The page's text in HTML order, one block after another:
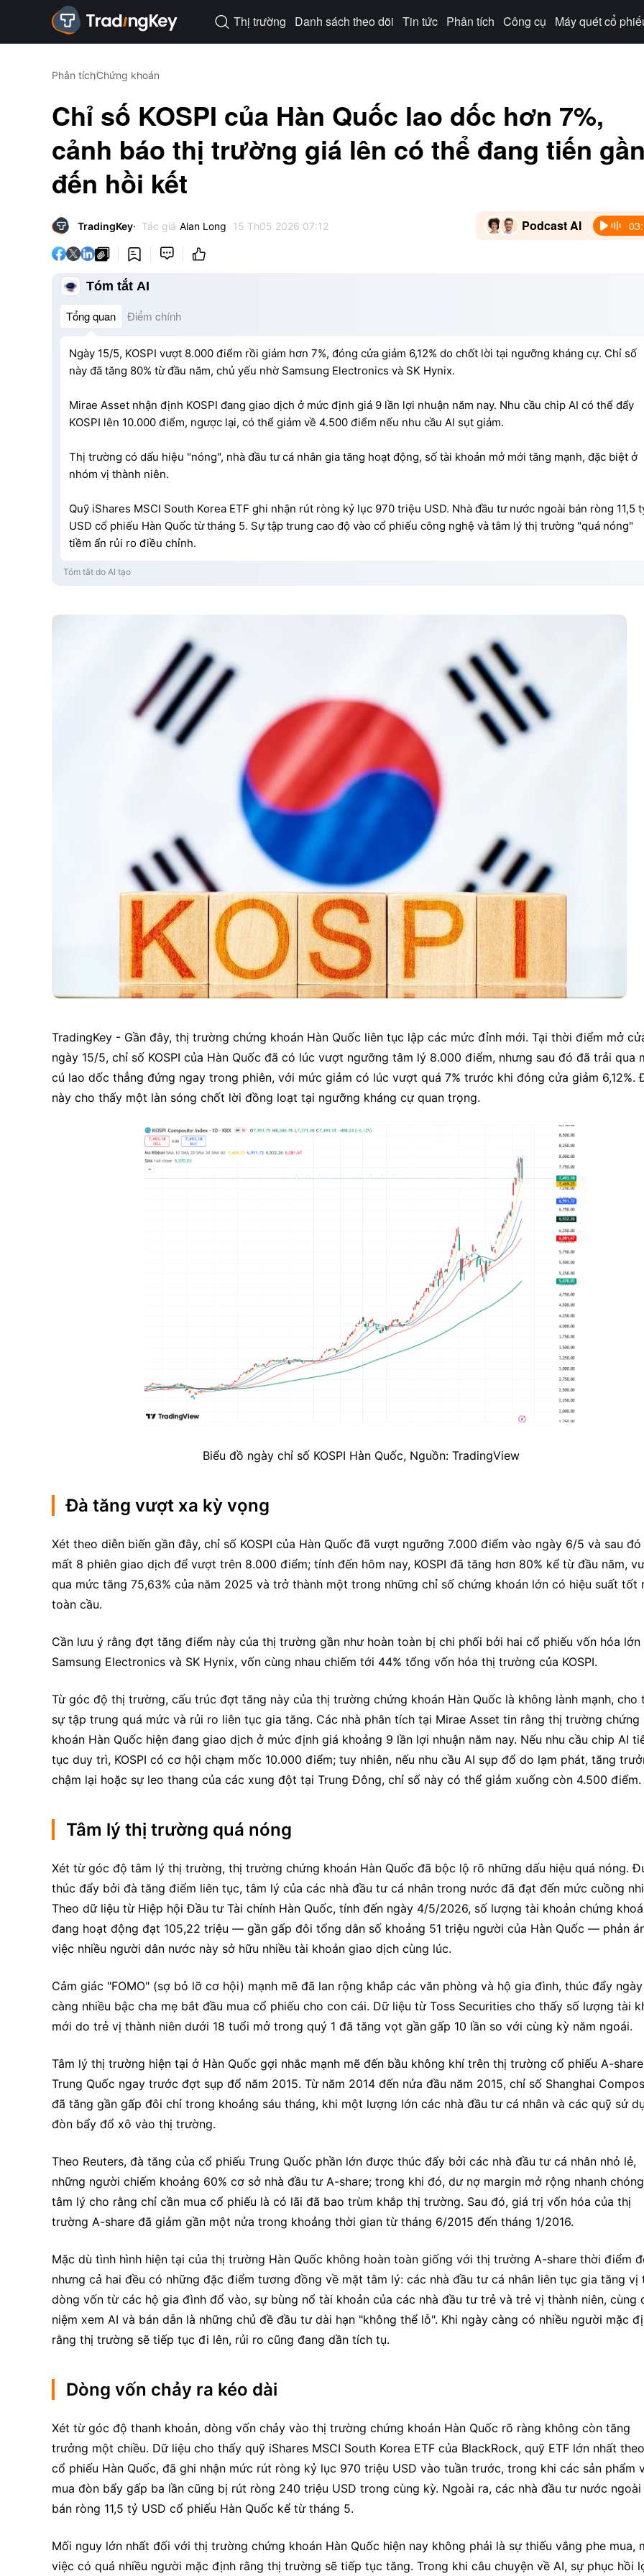
 Thị trường Danh sách theo dõi Tin tức Phân tích Công cụ Máy quét cổ
Phân tíchChứng khoán
Chỉ số KOSPI của Hàn Quốc lao dốc hơn 7%,
cảnh báo thị trường giá lên có thể đang tiến gần
đến hồi kết
TradingKey Tác giả Alan Long 15 Th05 2026 07:12 Podcast AI
   
Tóm tắt AI
Tổng quan
Điểm chính
Ngày 15/5, KOSPI vượt 8.000 điểm rồi giảm hơn 7%, đóng cửa giảm 6,12% do chốt lời tại ngưỡng kháng cự. Chỉ số
này đã tăng 80% từ đầu năm, chủ yếu nhờ Samsung Electronics và SK Hynix.
Mirae Asset nhận định KOSPI đang giao dịch ở mức định giá 9 lần lợi nhuận năm nay. Nhu cầu chip AI có thể đẩy
KOSPI lên 10.000 điểm, ngược lại, có thể giảm về 4.500 điểm nếu nhu cầu AI sụt giảm.
Thị trường có dấu hiệu "nóng", nhà đầu tư cá nhân gia tăng hoạt động, số tài khoản mở mới tăng mạnh, đặc biệt ở
nhóm vị thành niên.
Quỹ iShares MSCI South Korea ETF ghi nhận rút ròng kỷ lục 970 triệu USD. Nhà đầu tư nước ngoài bán ròng 11,5
USD cổ phiếu Hàn Quốc từ tháng 5. Sự tập trung cao độ vào cổ phiếu công nghệ và tâm lý thị trường "quá nóng"
tiềm ẩn rủi ro điều chỉnh.
Tóm tắt do AI tạo
TradingKey - Gần đây, thị trường chứng khoán Hàn Quốc liên tục lập các mức đỉnh mới. Tại thời điểm mở
ngày 15/5, chỉ số KOSPI của Hàn Quốc đã có lúc vượt ngưỡng tâm lý 8.000 điểm, nhưng sau đó đã trải qua
cú lao dốc thẳng đứng ngay trong phiên, với mức giảm có lúc vượt quá 7% trước khi đóng cửa giảm 6,12%.
này cho thấy một làn sóng chốt lời đồng loạt tại ngưỡng kháng cự quan trọng.
Biểu đồ ngày chỉ số KOSPI Hàn Quốc, Nguồn: TradingView
Đà tăng vượt xa kỳ vọng
Xét theo diễn biến gần đây, chỉ số KOSPI của Hàn Quốc đã vượt ngưỡng 7.000 điểm vào ngày 6/5 và sau
mất 8 phiên giao dịch để vượt trên 8.000 điểm; tính đến hôm nay, KOSPI đã tăng hơn 80% kể từ đầu năm,
qua mức tăng 75,63% của năm 2025 và trở thành một trong những chỉ số chứng khoán lớn có hiệu suất tốt
toàn cầu.
Cần lưu ý rằng đợt tăng điểm này của thị trường gần như hoàn toàn bị chi phối bởi hai cổ phiếu vốn hóa lớn
Samsung Electronics và SK Hynix, vốn cùng nhau chiếm tới 44% tổng vốn hóa thị trường của KOSPI.
Từ góc độ thị trường, cấu trúc đợt tăng này của thị trường chứng khoán Hàn Quốc là không lành mạnh, cho
sự tập trung quá mức và rủi ro liên tục gia tăng. Các nhà phân tích tại Mirae Asset tin rằng thị trường chứng
khoán Hàn Quốc hiện đang giao dịch ở mức định giá khoảng 9 lần lợi nhuận năm nay. Nếu nhu cầu chip AI
tục duy trì, KOSPI có cơ hội chạm mốc 10.000 điểm; tuy nhiên, nếu nhu cầu AI sụp đổ do lạm phát, tăng
chậm lại hoặc sự leo thang của các xung đột tại Trung Đông, chỉ số này có thể giảm xuống còn 4.500 điểm.
Tâm lý thị trường quá nóng
Xét từ góc độ tâm lý thị trường, thị trường chứng khoán Hàn Quốc đã bộc lộ rõ những dấu hiệu quá nóng.
thúc đẩy bởi đà tăng điểm liên tục, tâm lý của các nhà đầu tư cá nhân trong nước đã đạt đến mức cuồng
Theo dữ liệu từ Hiệp hội Đầu tư Tài chính Hàn Quốc, tính đến ngày 4/5/2026, số lượng tài khoản chứng
đang hoạt động đạt 105,22 triệu — gần gấp đôi tổng dân số khoảng 51 triệu người của Hàn Quốc — phản
việc nhiều người dân nước này sở hữu nhiều tài khoản giao dịch cùng lúc.
Cảm giác "FOMO" (sợ bỏ lỡ cơ hội) mạnh mẽ đã lan rộng khắp các văn phòng và hộ gia đình, thúc đẩy ngày
càng nhiều bậc cha mẹ bắt đầu mua cổ phiếu cho con cái. Dữ liệu từ Toss Securities cho thấy số lượng tài
mới do trẻ vị thành niên dưới 18 tuổi mở trong quý 1 đã tăng vọt gần gấp 10 lần so với cùng kỳ năm ngoái.
Tâm lý thị trường hiện tại ở Hàn Quốc gợi nhắc mạnh mẽ đến bầu không khí trên thị trường cổ phiếu A-
Trung Quốc ngay trước đợt sụp đổ năm 2015. Từ năm 2014 đến nửa đầu năm 2015, chỉ số Shanghai
đã tăng gần gấp đôi chỉ trong khoảng sáu tháng, khi một lượng lớn các nhà đầu tư cá nhân và các quỹ sử
đòn bẩy đổ xô vào thị trường.
Theo Reuters, đà tăng của cổ phiếu Trung Quốc phần lớn được thúc đẩy bởi các nhà đầu tư cá nhân nhỏ lẻ,
những người chiếm khoảng 60% cơ sở nhà đầu tư A-share; trong khi đó, dư nợ margin mở rộng nhanh
tâm lý cho rằng chỉ cần mua cổ phiếu là có lãi đã bao trùm khắp thị trường. Sau đó, giá trị vốn hóa của thị
trường A-share đã giảm gần một nửa trong khoảng thời gian từ tháng 6/2015 đến tháng 1/2016.
Mặc dù tình hình hiện tại của thị trường Hàn Quốc không hoàn toàn giống với thị trường A-share thời điểm
nhưng cả hai đều có những đặc điểm tương đồng về mặt tâm lý: các nhà đầu tư cá nhân liên tục gia tăng vị
dòng vốn từ các hộ gia đình đổ vào, sự bùng nổ tài khoản của các nhà đầu tư trẻ và trẻ vị thành niên, cùng
niệm xem AI và bán dẫn là những chủ đề đầu tư dài hạn "không thể lỗ". Khi ngày càng có nhiều người mặc
rằng thị trường sẽ tiếp tục đi lên, rủi ro cũng đang dần tích tụ.
Dòng vốn chảy ra kéo dài
Xét từ góc độ thanh khoản, dòng vốn chảy vào thị trường chứng khoán Hàn Quốc rõ ràng không còn tăng
trưởng một chiều. Dữ liệu cho thấy quỹ iShares MSCI South Korea ETF của BlackRock, quỹ ETF lớn nhất
cổ phiếu Hàn Quốc, đã ghi nhận mức rút ròng kỷ lục 970 triệu USD vào tuần trước, trong khi các sản phẩm
mua đòn bẩy gấp ba lần cũng bị rút ròng 240 triệu USD trong cùng kỳ. Ngoài ra, các nhà đầu tư nước ngoài
bán ròng 11,5 tỷ USD cổ phiếu Hàn Quốc kể từ tháng 5.
Mối nguy lớn nhất đối với thị trường chứng khoán Hàn Quốc hiện nay không phải là sự thiếu vắng phe mua,
việc có quá nhiều người mặc định rằng thị trường sẽ tiếp tục tăng. Trong khi câu chuyện về AI, sự phục hồi